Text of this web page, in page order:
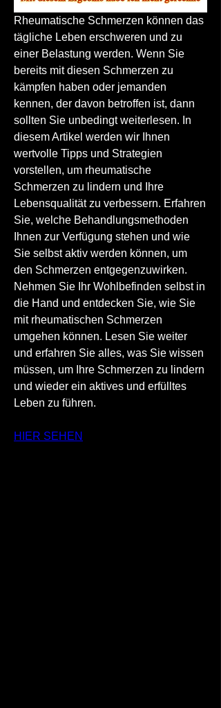
Rheumatische Schmerzen können das
tägliche Leben erschweren und zu
einer Belastung werden. Wenn Sie
bereits mit diesen Schmerzen zu
kämpfen haben oder jemanden
kennen, der davon betroffen ist, dann
sollten Sie unbedingt weiterlesen. In
diesem Artikel werden wir Ihnen
wertvolle Tipps und Strategien
vorstellen, um rheumatische
Schmerzen zu lindern und Ihre
Lebensqualität zu verbessern. Erfahren
Sie, welche Behandlungsmethoden
Ihnen zur Verfügung stehen und wie
Sie selbst aktiv werden können, um
den Schmerzen entgegenzuwirken.
Nehmen Sie Ihr Wohlbefinden selbst in
die Hand und entdecken Sie, wie Sie
mit rheumatischen Schmerzen
umgehen können. Lesen Sie weiter
und erfahren Sie alles, was Sie wissen
müssen, um Ihre Schmerzen zu lindern
und wieder ein aktives und erfülltes
Leben zu führen.
HIER SEHEN